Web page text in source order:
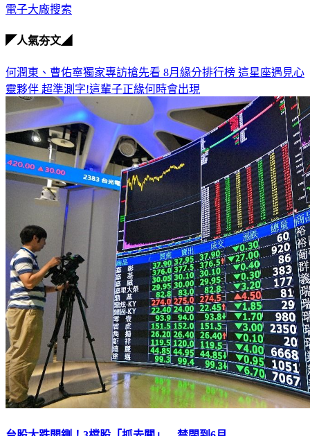
電子大廠搜索
◤人氣夯文◢
何潤東、曹佑寧獨家專訪搶先看 8月緣分排行榜 這星座遇見心
靈夥伴 超準測字!這輩子正緣何時會出現